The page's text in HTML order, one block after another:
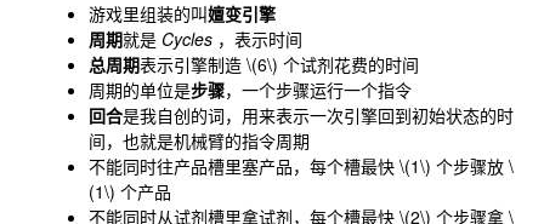
游戏里组装的叫嬗变引擎
周期就是 Cycles ，表示时间
总周期表示引擎制造 \(6\) 个试剂花费的时间
周期的单位是步骤，一个步骤运行一个指令
回合是我自创的词，用来表示一次引擎回到初始状态的时
间，也就是机械臂的指令周期
不能同时往产品槽里塞产品，每个槽最快 \(1\) 个步骤放 \
(1\) 个产品
不能同时从试剂槽里拿试剂，每个槽最快 \(2\) 个步骤拿 \